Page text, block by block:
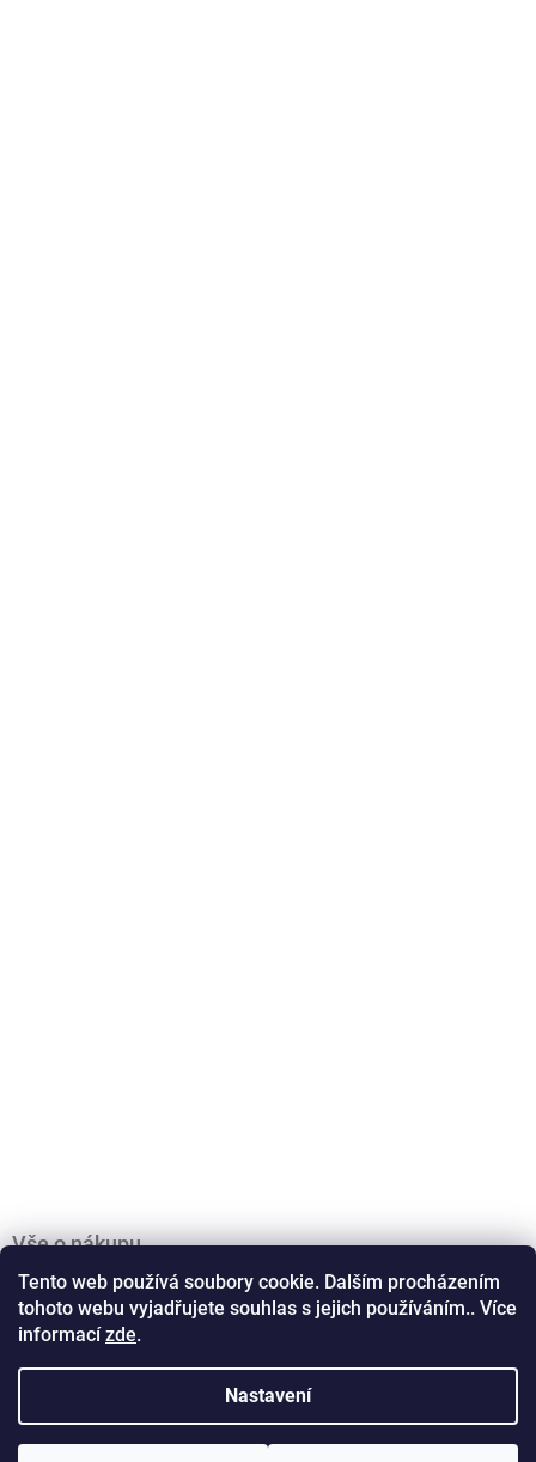
Tento web používá soubory cookie. Dalším procházením
tohoto webu vyjadřujete souhlas s jejich používáním.. Více
informacízde.
Nastavení
Vše o nákupu
Obchodní podmínky
Podmínky ochrany osobních údajů
Doprava a platba